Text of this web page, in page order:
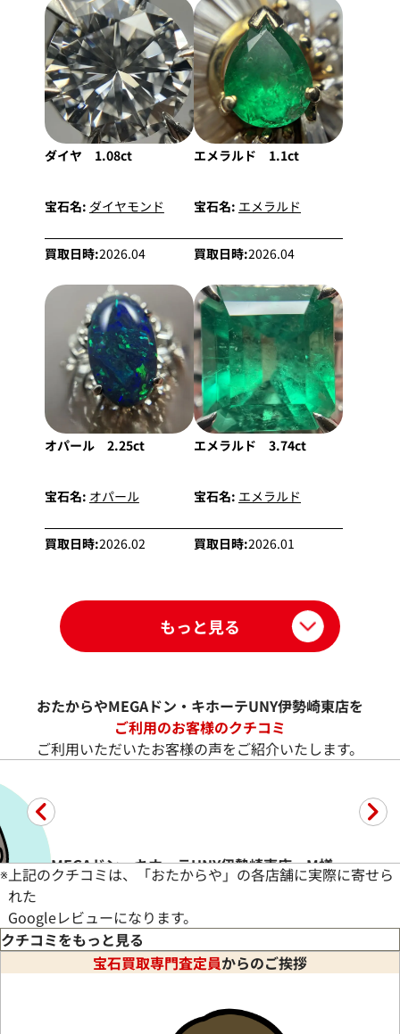
ダイヤ 1.08ct
宝石名: ダイヤモンド
買取日時:2026.04
エメラルド 1.1ct
宝石名: エメラルド
買取日時:2026.04
オパール 2.25ct
宝石名: オパール
買取日時:2026.02
エメラルド 3.74ct
宝石名: エメラルド
買取日時:2026.01
もっと見る
おたからやMEGAドン・キホーテUNY伊勢崎東店を
ご利用のお客様のクチコミ
ご利用いただいたお客様の声をご紹介いたします。
MEGAドン・キホーテUNY伊勢崎東店 M様
※上記のクチコミは、「おたからや」の各店舗に実際に寄せら
れた
Googleレビューになります。
クチコミをもっと見る
宝石買取専門査定員からのご挨拶